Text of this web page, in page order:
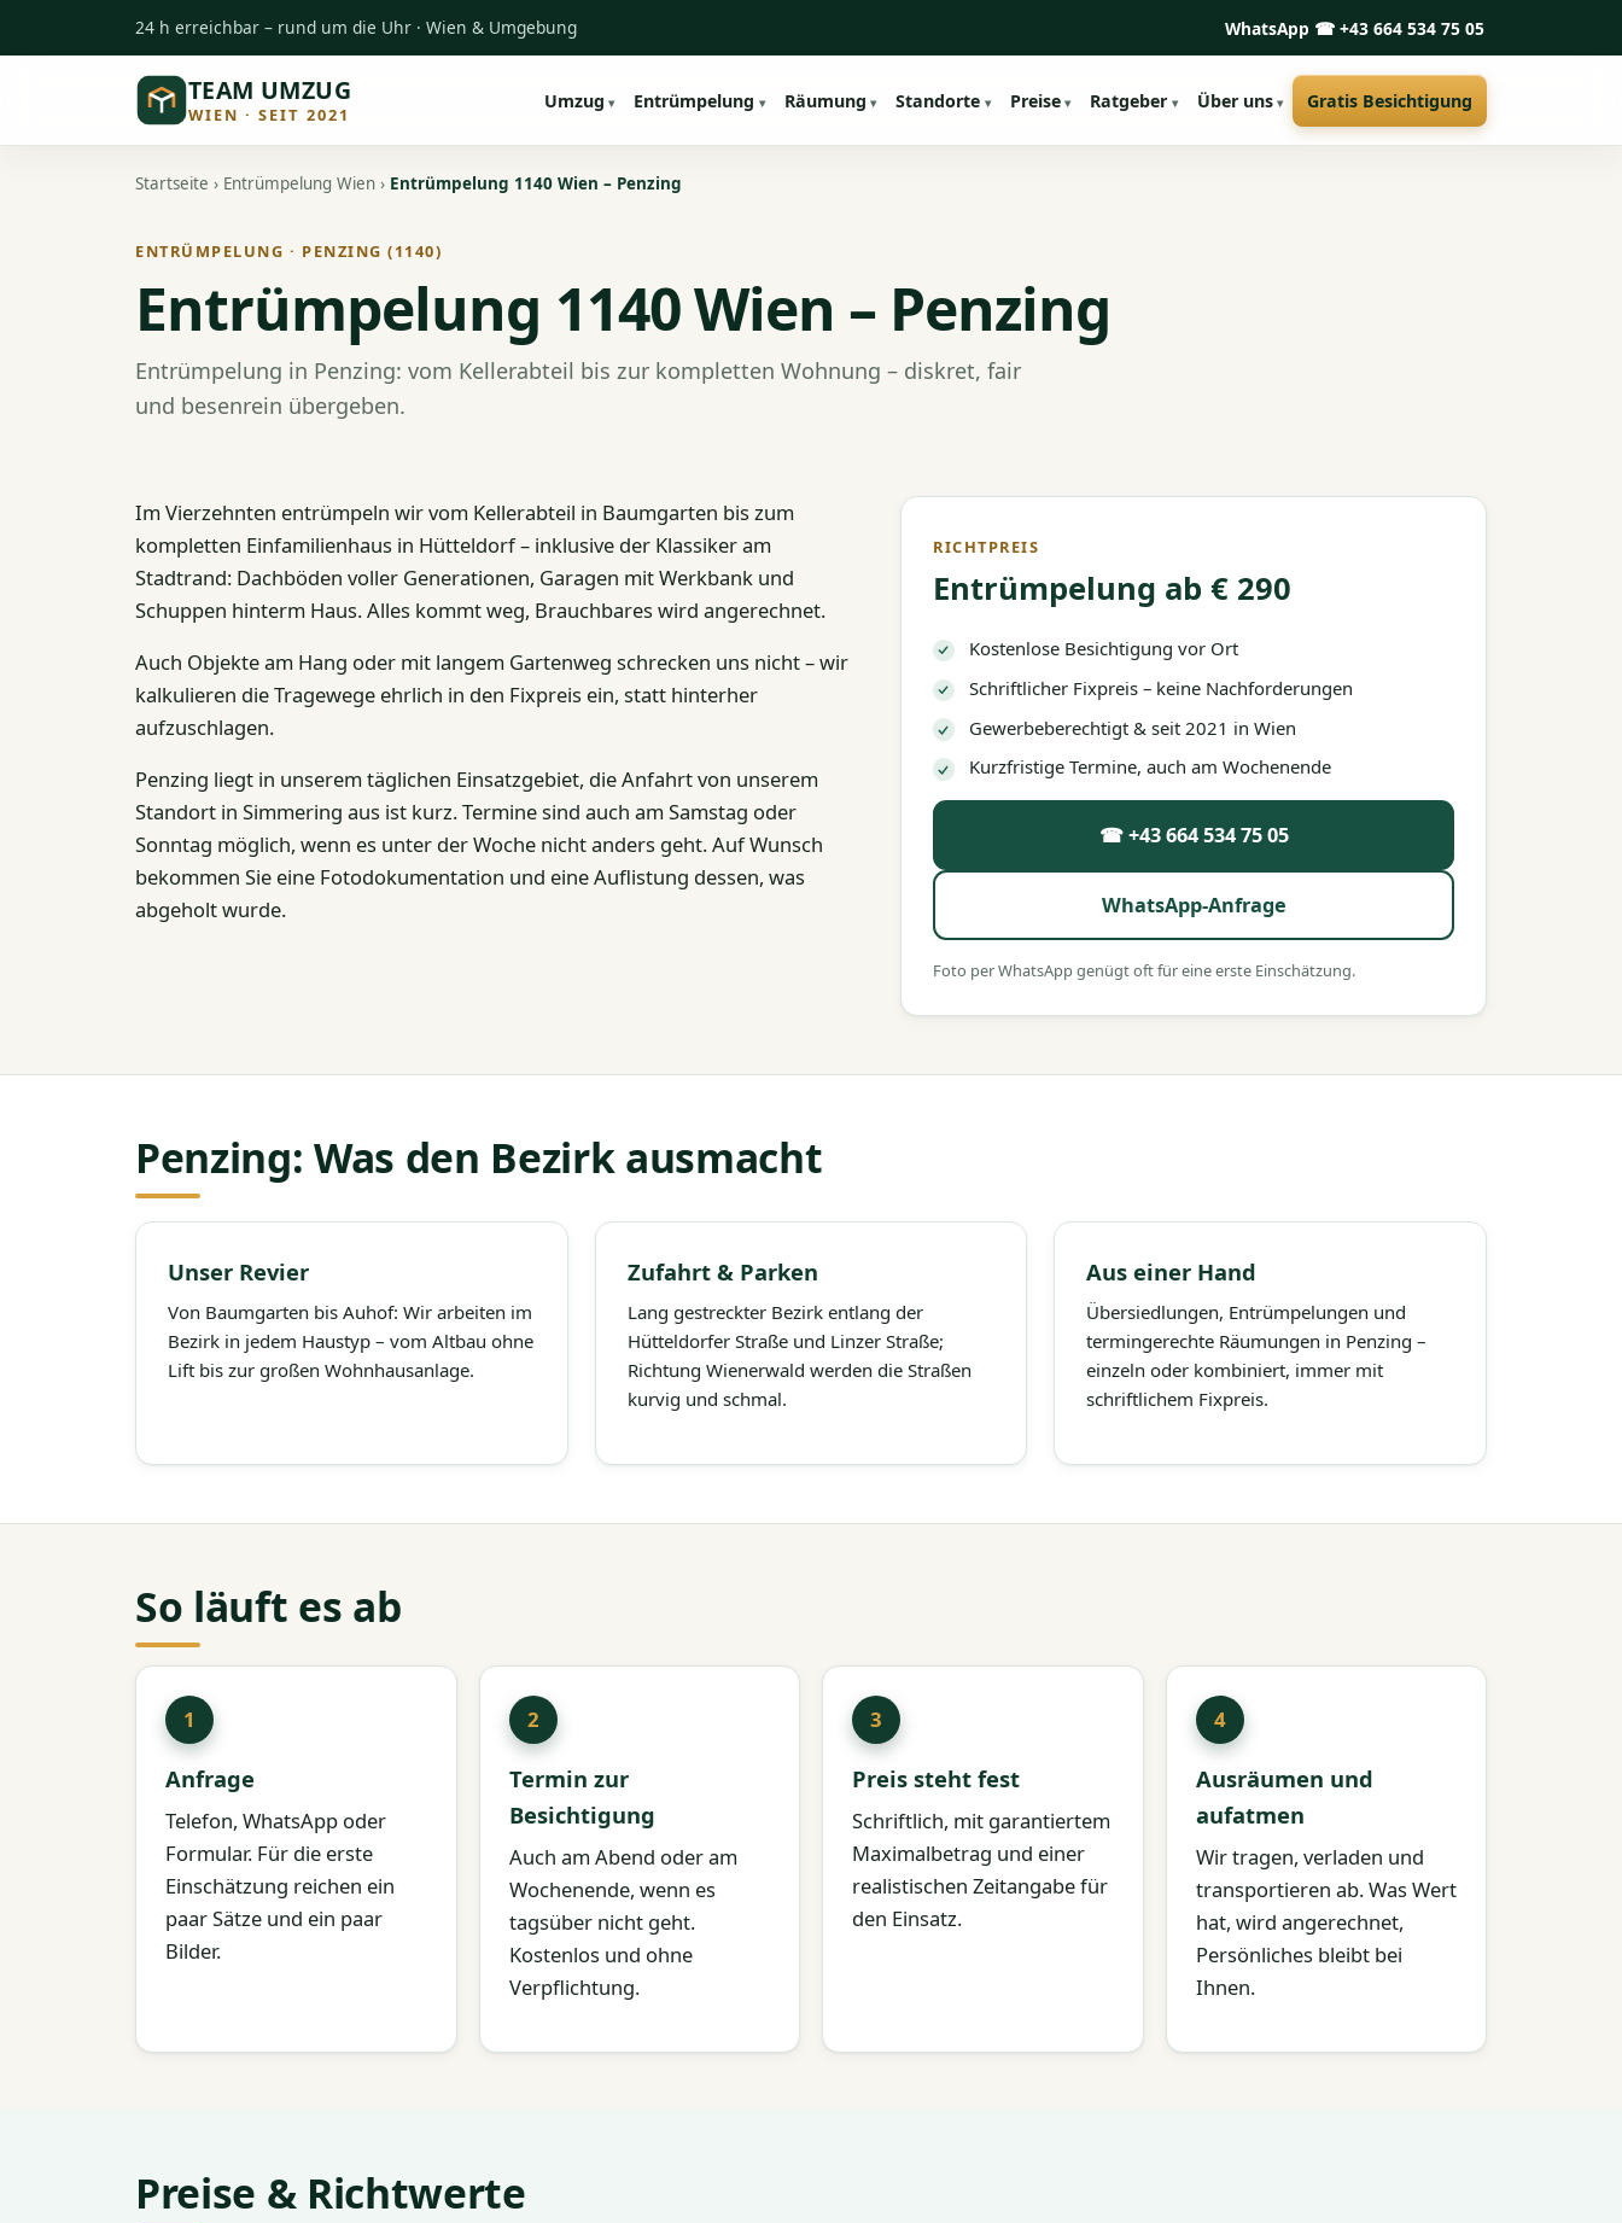
24 h erreichbar – rund um die Uhr · Wien & Umgebung WhatsApp ☎ +43 664 534 75 05
TEAM UMZUG
WIEN · SEIT 2021
Umzug Entrümpelung Räumung Standorte Preise Ratgeber Über uns Gratis Besichtigung
Startseite › Entrümpelung Wien › Entrümpelung 1140 Wien – Penzing
ENTRÜMPELUNG · PENZING (1140)
Entrümpelung 1140 Wien – Penzing
Entrümpelung in Penzing: vom Kellerabteil bis zur kompletten Wohnung – diskret, fair
und besenrein übergeben.
Im Vierzehnten entrümpeln wir vom Kellerabteil in Baumgarten bis zum
kompletten Einfamilienhaus in Hütteldorf – inklusive der Klassiker am
Stadtrand: Dachböden voller Generationen, Garagen mit Werkbank und
Schuppen hinterm Haus. Alles kommt weg, Brauchbares wird angerechnet.
Auch Objekte am Hang oder mit langem Gartenweg schrecken uns nicht – wir
kalkulieren die Tragewege ehrlich in den Fixpreis ein, statt hinterher
aufzuschlagen.
Penzing liegt in unserem täglichen Einsatzgebiet, die Anfahrt von unserem
Standort in Simmering aus ist kurz. Termine sind auch am Samstag oder
Sonntag möglich, wenn es unter der Woche nicht anders geht. Auf Wunsch
bekommen Sie eine Fotodokumentation und eine Auflistung dessen, was
abgeholt wurde.
RICHTPREIS
Entrümpelung ab € 290
Kostenlose Besichtigung vor Ort
Schriftlicher Fixpreis – keine Nachforderungen
Gewerbeberechtigt & seit 2021 in Wien
Kurzfristige Termine, auch am Wochenende
☎ +43 664 534 75 05
WhatsApp-Anfrage
Foto per WhatsApp genügt oft für eine erste Einschätzung.
Penzing: Was den Bezirk ausmacht
Unser Revier
Von Baumgarten bis Auhof: Wir arbeiten im
Bezirk in jedem Haustyp – vom Altbau ohne
Lift bis zur großen Wohnhausanlage.
Zufahrt & Parken
Lang gestreckter Bezirk entlang der
Hütteldorfer Straße und Linzer Straße;
Richtung Wienerwald werden die Straßen
kurvig und schmal.
Aus einer Hand
Übersiedlungen, Entrümpelungen und
termingerechte Räumungen in Penzing –
einzeln oder kombiniert, immer mit
schriftlichem Fixpreis.
So läuft es ab
Anfrage
Telefon, WhatsApp oder
Formular. Für die erste
Einschätzung reichen ein
paar Sätze und ein paar
Bilder.
Termin zur
Besichtigung
Auch am Abend oder am
Wochenende, wenn es
tagsüber nicht geht.
Kostenlos und ohne
Verpflichtung.
Preis steht fest
Schriftlich, mit garantiertem
Maximalbetrag und einer
realistischen Zeitangabe für
den Einsatz.
Ausräumen und
aufatmen
Wir tragen, verladen und
transportieren ab. Was Wert
hat, wird angerechnet,
Persönliches bleibt bei
Ihnen.
Preise & Richtwerte